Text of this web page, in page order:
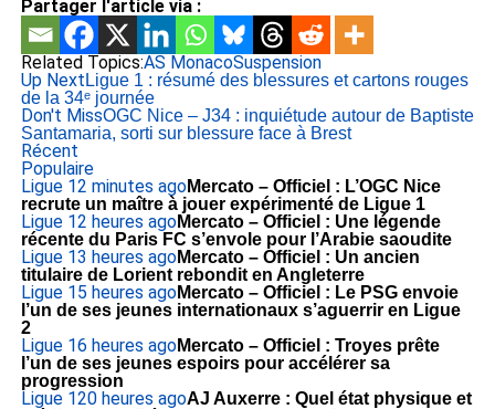
Partager l'article via :
Related Topics:AS MonacoSuspension
Up Next Ligue 1 : résumé des blessures et cartons rouges
de la 34ᵉ journée
Don't MissOGC Nice – J34 : inquiétude autour de Baptiste
Santamaria, sorti sur blessure face à Brest
Récent
Populaire
Ligue 12 minutes agoMercato – Officiel : L’OGC Nice
recrute un maître à jouer expérimenté de Ligue 1
Ligue 12 heures agoMercato – Officiel : Une légende
récente du Paris FC s’envole pour l’Arabie saoudite
Ligue 13 heures agoMercato – Officiel : Un ancien
titulaire de Lorient rebondit en Angleterre
Ligue 15 heures agoMercato – Officiel : Le PSG envoie
l’un de ses jeunes internationaux s’aguerrir en Ligue
2
Ligue 16 heures agoMercato – Officiel : Troyes prête
l’un de ses jeunes espoirs pour accélérer sa
progression
Ligue 120 heures agoAJ Auxerre : Quel état physique et